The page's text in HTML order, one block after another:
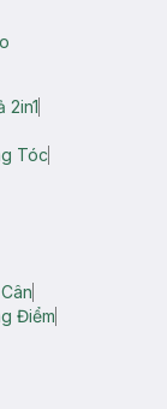
2in1
Tóc
Điểm